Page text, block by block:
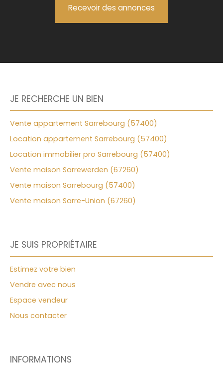
Recevoir des annonces
JE RECHERCHE UN BIEN
Vente appartement Sarrebourg (57400)
Location appartement Sarrebourg (57400)
Location immobilier pro Sarrebourg (57400)
Vente maison Sarrewerden (67260)
Vente maison Sarrebourg (57400)
Vente maison Sarre-Union (67260)
JE SUIS PROPRIÉTAIRE
Estimez votre bien
Vendre avec nous
Espace vendeur
Nous contacter
INFORMATIONS